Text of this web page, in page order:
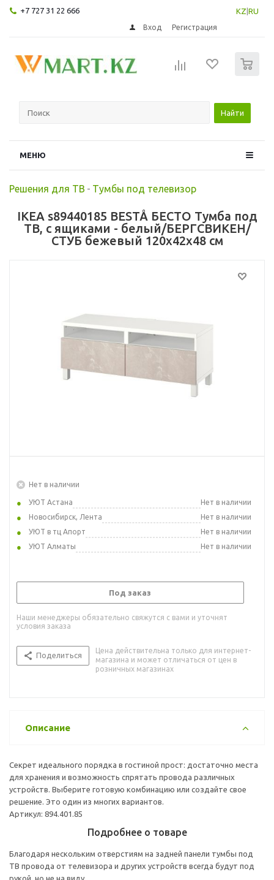
+7 727 31 22 666 KZ RU
Вход Регистрация
Найти
МЕНЮ
Решения для ТВ - Тумбы под телевизор
IKEA s89440185 BESTÅ БЕСТО Тумба под
ТВ, с ящиками - белый/БЕРГСВИКЕН/
СТУБ бежевый 120x42x48 см
Нет в наличии
УЮТ Астана
Нет в наличии
Новосибирск, Лента
Нет в наличии
УЮТ в тц Апорт
Нет в наличии
УЮТ Алматы
Нет в наличии
Под заказ
Наши менеджеры обязательно свяжутся с вами и уточнят
условия заказа
Поделиться
Цена действительна только для интернет-
магазина и может отличаться от цен в
розничных магазинах
Описание
Секрет идеального порядка в гостиной прост: достаточно места
для хранения и возможность спрятать провода различных
устройств. Выберите готовую комбинацию или создайте свое
решение. Это один из многих вариантов.
Артикул: 894.401.85
Подробнее о товаре
Благодаря нескольким отверстиям на задней панели тумбы под
ТВ провода от телевизора и других устройств всегда будут под
рукой, но не на виду.